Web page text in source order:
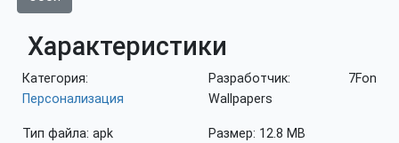
Характеристики
Категория:
Персонализация
Тип файла: apk
Разработчик: 7Fon
Wallpapers
Размер: 12.8 MB